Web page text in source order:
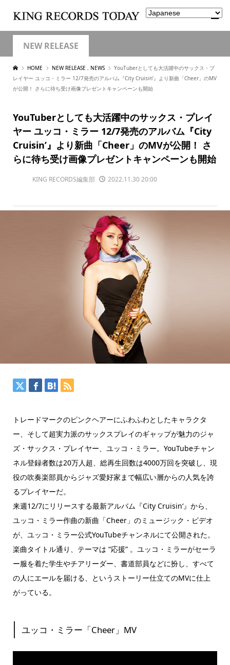
NEW RELEASE
HOME NEW RELEASE , NEWS
YouTuberとしても大活躍中のサックス・プ
レイヤー ユッコ・ミラー 12/7発売のアルバム『City Cruisin’』より新曲「Cheer」のMV
が公開！ さらに待ち受け画像プレゼントキャンペーンも開始
YouTuberとしても大活躍中のサックス・プレイ
ヤー ユッコ・ミラー 12/7発売のアルバム『City
Cruisin’』より新曲「Cheer」のMVが公開！ さ
らに待ち受け画像プレゼントキャンペーンも開始
KING RECORDS編集部 2022.11.30 20:00
トレードマークのピンクヘアーにふわふわとしたキャラクタ
ー、そして超実力派のサックスプレイのギャップが魅力のジャ
ズ・サックス・プレイヤー、ユッコ・ミラー。YouTubeチャン
ネル登録者数は20万人超、総再生回数は4000万回を突破し、現
役の吹奏楽部員からジャズ愛好家まで幅広い層からの人気を誇
るプレイヤーだ。
来週12/7にリリースする最新アルバム『City Cruisin‘』から、
ユッコ・ミラー作曲の新曲「Cheer」のミュージック・ビデオ
が、ユッコ・ミラー公式YouTubeチャンネルにて公開された。
楽曲タイトル通り、テーマは “応援” 。ユッコ・ミラーがセーラ
ー服を着た学生やチアリーダー、書道部員などに扮し、すべて
の人にエールを届ける、というストーリー仕立てのMVに仕上
がっている。
ユッコ・ミラー「Cheer」MV